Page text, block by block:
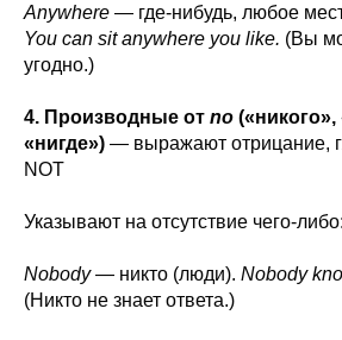
Anywhere — где-нибудь, любое
You can sit anywhere you like. (Вы
угодно.)
4. Производные от no («никого»,
«нигде») — выражают отрицание,
NOT
Указывают на отсутствие чего-либо:
Nobody— никто (люди). Nobody
(Никто не знает ответа.)